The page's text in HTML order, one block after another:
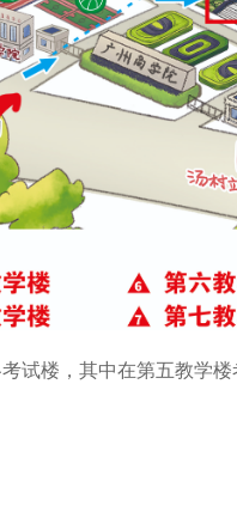
试楼，其中在第五教学楼